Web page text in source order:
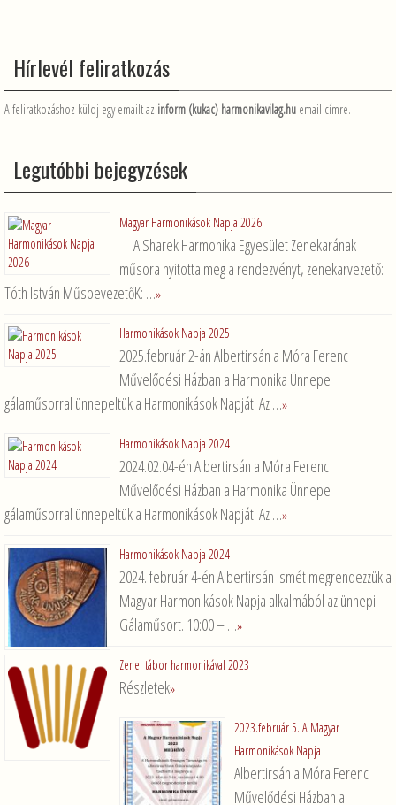
Hírlevél feliratkozás
A feliratkozáshoz küldj egy emailt az inform (kukac) harmonikavilag.hu email címre.
Legutóbbi bejegyzések
Magyar Harmonikások Napja 2026
A Sharek Harmonika Egyesület Zenekarának
műsora nyitotta meg a rendezvényt, zenekarvezető:
Tóth István MűsoevezetőK: …»
Harmonikások Napja 2025
2025.február.2-án Albertirsán a Móra Ferenc
Művelődési Házban a Harmonika Ünnepe
gálaműsorral ünnepeltük a Harmonikások Napját. Az …»
Harmonikások Napja 2024
2024.02.04-én Albertirsán a Móra Ferenc
Művelődési Házban a Harmonika Ünnepe
gálaműsorral ünnepeltük a Harmonikások Napját. Az …»
Harmonikások Napja 2024
2024. február 4-én Albertirsán ismét megrendezzük a
Magyar Harmonikások Napja alkalmából az ünnepi
Gálaműsort. 10:00 – …»
Zenei tábor harmonikával 2023
Részletek»
2023.február 5. A Magyar
Harmonikások Napja
Albertirsán a Móra Ferenc
Művelődési Házban a